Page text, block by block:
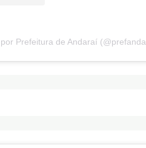
Prefeitura de Andaraí